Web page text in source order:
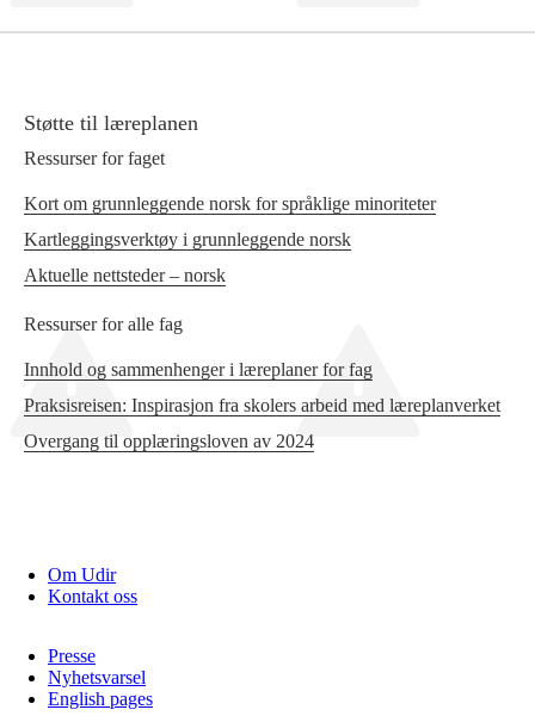
Støtte til læreplanen
Ressurser for faget
Kort om grunnleggende norsk for språklige minoriteter
Kartleggingsverktøy i grunnleggende norsk
Aktuelle nettsteder – norsk
Ressurser for alle fag
Innhold og sammenhenger i læreplaner for fag
Praksisreisen: Inspirasjon fra skolers arbeid med læreplanverket
Overgang til opplæringsloven av 2024
Om Udir
Kontakt oss
Presse
Nyhetsvarsel
English pages